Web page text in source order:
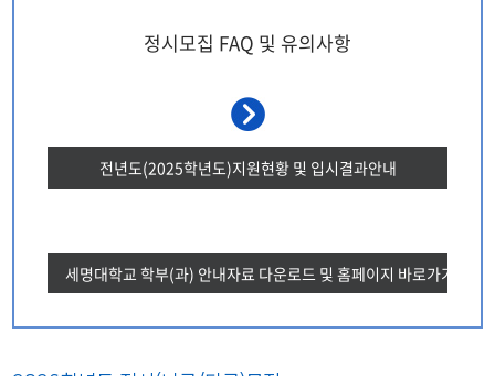
정시모집 FAQ 및 유의사항
전년도(2025학년도)지원현황 및 입시결과안내
세명대학교 학부(과) 안내자료 다운로드 및 홈페이지 바로가기